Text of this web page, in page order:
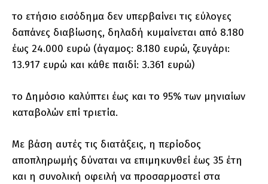
το ετήσιο εισόδημα δεν υπερβαίνει τις εύλογες
δαπάνες διαβίωσης, δηλαδή κυμαίνεται από 8.180
έως 24.000 ευρώ (άγαμος: 8.180 ευρώ, ζευγάρι:
13.917 ευρώ και κάθε παιδί: 3.361 ευρώ)
το Δημόσιο καλύπτει έως και το 95% των μηνιαίων
καταβολών επί τριετία.
Με βάση αυτές τις διατάξεις, η περίοδος
αποπληρωμής δύναται να επιμηκυνθεί έως 35 έτη
και η συνολική οφειλή να προσαρμοστεί στα